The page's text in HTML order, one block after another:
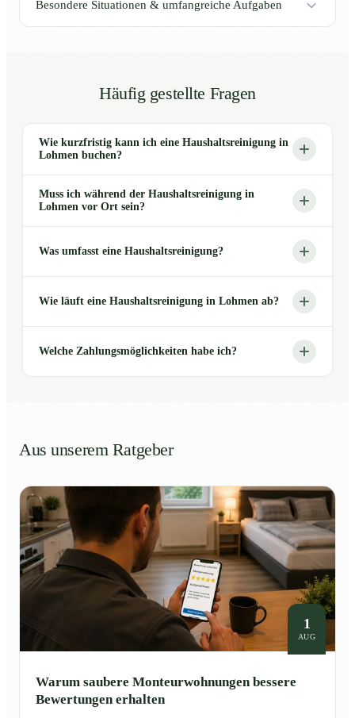
Besondere Situationen & umfangreiche Aufgaben
Häufig gestellte Fragen
Wie kurzfristig kann ich eine Haushaltsreinigung in
Lohmen buchen?
Muss ich während der Haushaltsreinigung in
Lohmen vor Ort sein?
Was umfasst eine Haushaltsreinigung?
Wie läuft eine Haushaltsreinigung in Lohmen ab?
Welche Zahlungsmöglichkeiten habe ich?
Aus unserem Ratgeber
1
AUG
Warum saubere Monteurwohnungen bessere
Bewertungen erhalten